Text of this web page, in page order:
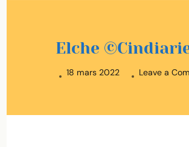
Elche
18 mars 2022 Leave a